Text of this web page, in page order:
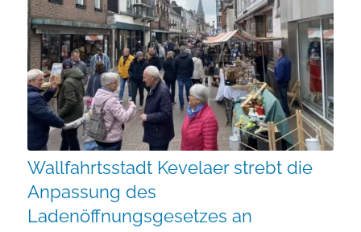
Wallfahrtsstadt Kevelaer strebt die
Anpassung des
Ladenöffnungsgesetzes an